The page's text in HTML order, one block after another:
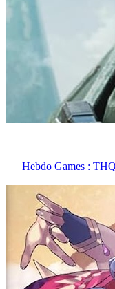
Hebdo Games :